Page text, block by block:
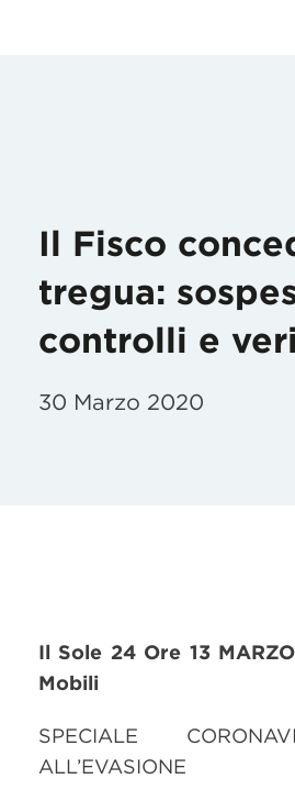
Il Fisco
tregua:
controlli e
30 Marzo 2020
Il Sole 24 Ore 13
Mobili
SPECIALE
ALL’EVASIONE